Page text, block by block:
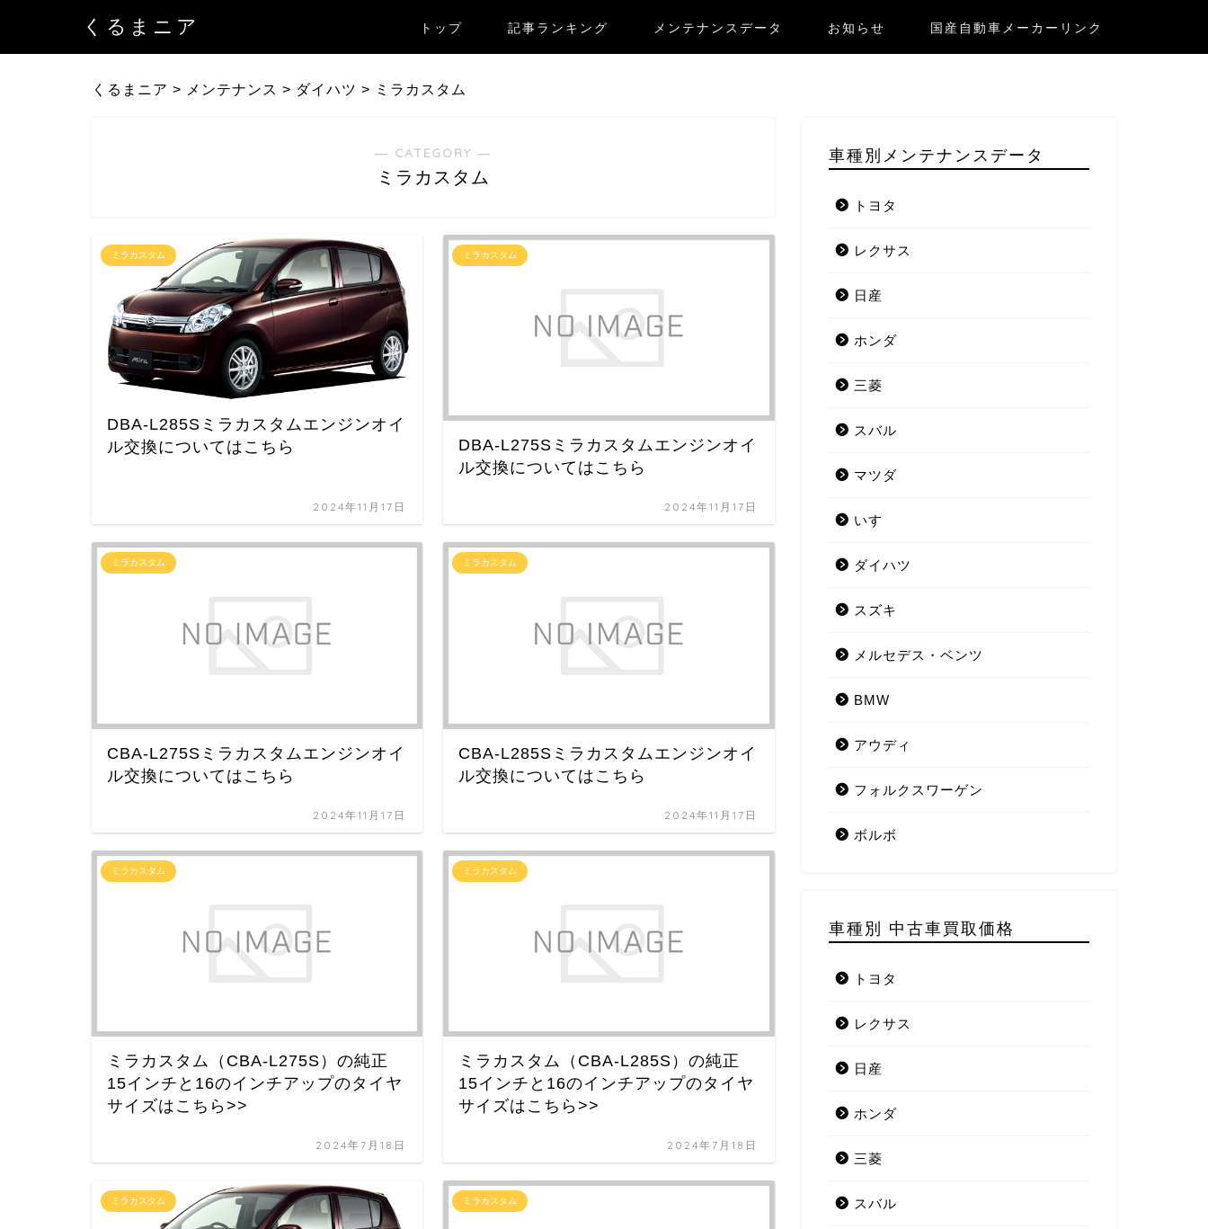
くるまニア トップ 記事ランキング メンテナンスデータ お知らせ 国産自動車メーカーリンク
くるまニア > メンテナンス > ダイハツ > ミラカスタム
― CATEGORY ―
ミラカスタム
ミラカスタム
DBA-L285Sミラカスタムエンジンオイ
ル交換についてはこちら
2024年11月17日
ミラカスタム
DBA-L275Sミラカスタムエンジンオイ
ル交換についてはこちら
2024年11月17日
ミラカスタム
CBA-L275Sミラカスタムエンジンオイ
ル交換についてはこちら
2024年11月17日
ミラカスタム
CBA-L285Sミラカスタムエンジンオイ
ル交換についてはこちら
2024年11月17日
ミラカスタム
ミラカスタム（CBA-L275S）の純正
15インチと16のインチアップのタイヤ
サイズはこちら>>
2024年7月18日
ミラカスタム
ミラカスタム（CBA-L285S）の純正
15インチと16のインチアップのタイヤ
サイズはこちら>>
2024年7月18日
ミラカスタム ミラカスタム
車種別メンテナンスデータ
トヨタ
レクサス
日産
ホンダ
三菱
スバル
マツダ
いすゞ
ダイハツ
スズキ
メルセデス・ベンツ
BMW
アウディ
フォルクスワーゲン
ボルボ
車種別 中古車買取価格
トヨタ
レクサス
日産
ホンダ
三菱
スバル